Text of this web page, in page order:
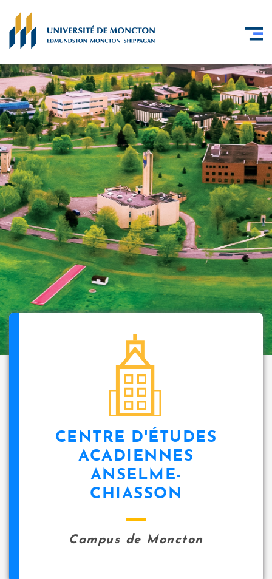
CENTRE D'ÉTUDES
ACADIENNES
ANSELME-
CHIASSON
Campus de Moncton